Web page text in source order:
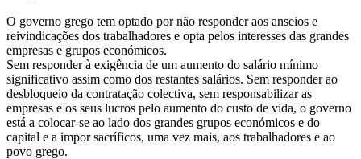
O governo grego tem optado por não responder aos anseios e
reivindicações dos trabalhadores e opta pelos interesses das grandes
empresas e grupos económicos.
Sem responder à exigência de um aumento do salário mínimo
significativo assim como dos restantes salários. Sem responder ao
desbloqueio da contratação colectiva, sem responsabilizar as
empresas e os seus lucros pelo aumento do custo de vida, o governo
está a colocar-se ao lado dos grandes grupos económicos e do
capital e a impor sacríficos, uma vez mais, aos trabalhadores e ao
povo grego.